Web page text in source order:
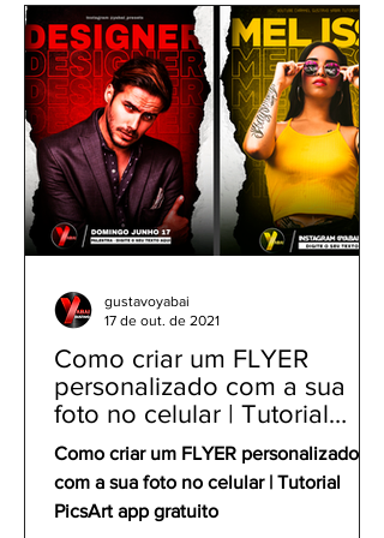
PicsArt
Como criar um FLYER
personalizado com a sua
foto no celular | Tutorial
PicsArt app gratuito
Como criar um FLYER personalizado
com a sua foto no celular | Tutorial
PicsArt app gratuito
gustavoyabai
17 de out. de 2021